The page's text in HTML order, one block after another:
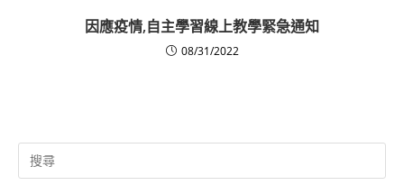
因應疫情,自主學習線上教學緊急通知
08/31/2022
Search
for: